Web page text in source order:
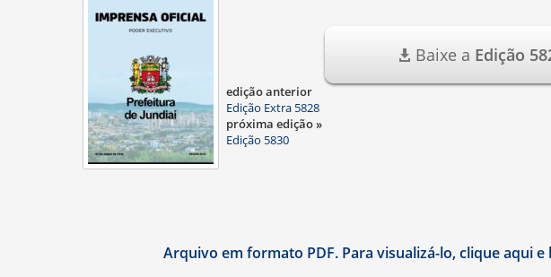
Baixe a Edição
edição anterior
Edição Extra 5828
próxima edição »
Edição 5830
Arquivo em formato PDF. Para visualizá-lo, clique aqui e